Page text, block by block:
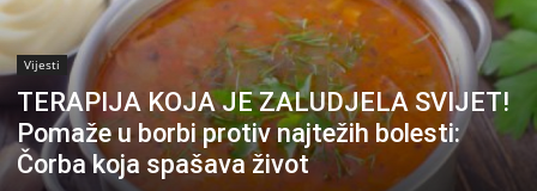
Vijesti
TERAPIJA KOJA JE ZALUDJELA SVIJET!
Pomaže u borbi protiv najtežih bolesti:
Čorba koja spašava život